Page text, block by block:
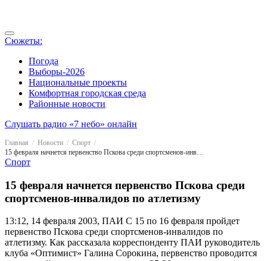
Сюжеты:
Погода
Выборы-2026
Национальные проекты
Комфортная городская среда
Районные новости
Слушать радио «7 небо» онлайн
Главная Новости
Спорт
15 февраля начнется первенство Пскова среди спортсменов-инвалидов по атлетизму
Спорт
15 февраля начнется первенство Пскова среди
спортсменов-инвалидов по атлетизму
13:12, 14 февраля 2003, ПАИ С 15 по 16 февраля пройдет
первенство Пскова среди спортсменов-инвалидов по
атлетизму. Как рассказала корреспонденту ПАИ руководитель
клуба «Оптимист» Галина Сорокина, первенство проводится